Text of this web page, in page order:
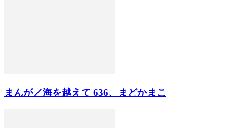
まんが／海を越えて 636、まどかまこ